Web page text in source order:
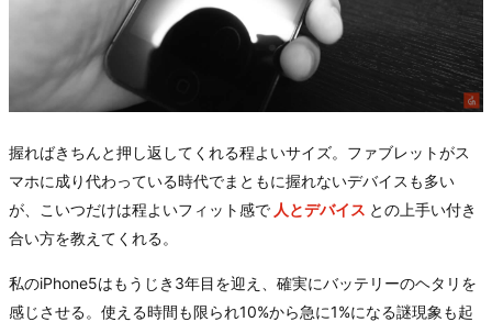
握ればきちんと押し返してくれる程よいサイズ。ファブレットがス
マホに成り代わっている時代でまともに握れないデバイスも多い
が、こいつだけは程よいフィット感で 人とデバイス との上手い付き
合い方を教えてくれる。
私のiPhone5はもうじき3年目を迎え、確実にバッテリーのヘタリを
感じさせる。使える時間も限られ10%から急に1%になる謎現象も起